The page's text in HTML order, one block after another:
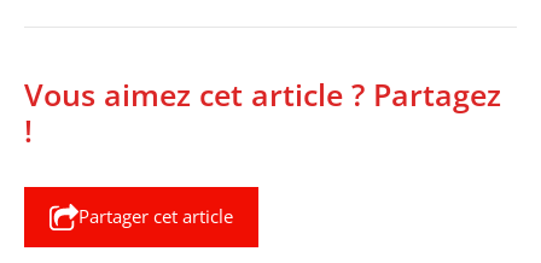
Vous aimez cet article ? Partagez
!
Partager cet article